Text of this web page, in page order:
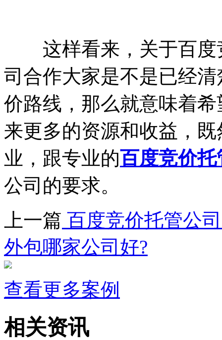
这样看来，关于百度
司合作大家是不是已经
价路线，那么就意味着
来更多的资源和收益，
业，跟专业的百度竞价托
公司的要求。
上一篇 百度竞价托管公
外包哪家公司好?
查看更多案例
相关资讯